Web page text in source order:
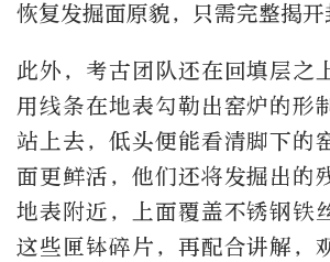
恢复发掘面原貌，只需完整揭开
此外，考古团队还在回填层之
用线条在地表勾勒出窑炉的形
站上去，低头便能看清脚下的
面更鲜活，他们还将发掘出的
地表附近，上面覆盖不锈钢铁
这些匣钵碎片，再配合讲解，